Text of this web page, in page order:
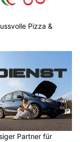
Pizza &
Partner für